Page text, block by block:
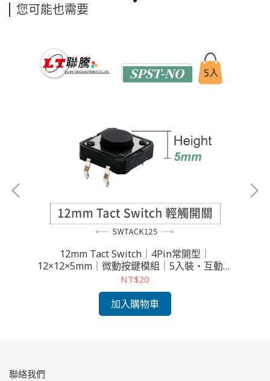
您可能也需要
12mm Tact Switch｜4Pin常開型｜
12×12×5mm｜微動按鍵模組｜5入裝・互動教
育推薦件
NT$20
加入購物車
聯絡我們